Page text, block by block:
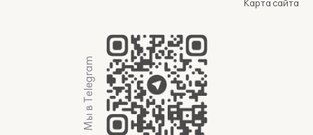
Карта сайта
Мы в Telegram